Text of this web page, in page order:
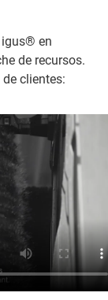
igus® en
de recursos.
clientes: